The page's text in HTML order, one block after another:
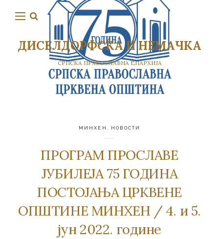
ДИСЕЛДОРФСКА И НЕМАЧКА
СРПСКА ПРАВОСЛАВНА ЕПАРХИЈА
МИНХЕН НОВОСТИ
ПРОГРАМ ПРОСЛАВЕ
ЈУБИЛЕЈА 75 ГОДИНА
ПОСТОЈАЊА ЦРКВЕНЕ
ОПШТИНЕ МИНХЕН / 4. и 5.
јун 2022. године